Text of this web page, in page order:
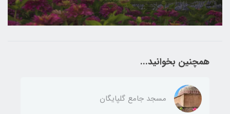
همچنین بخوانید...
مسجد جامع گلپایگان